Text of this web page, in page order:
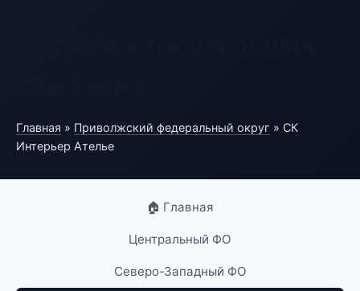
Главная » Приволжский федеральный округ » СК
Интерьер Ателье
🏠 Главная
Центральный ФО
Северо-Западный ФО